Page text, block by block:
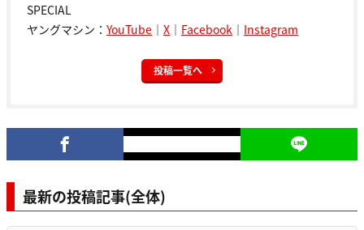
SPECIAL
ヤングマシン： YouTube ｜ X ｜ Facebook ｜ Instagram
投稿一覧へ
最新の投稿記事(全体)